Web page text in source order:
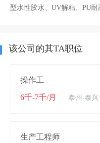
型水性胶水、UV解粘、PU
该公司的其TA职位
操作工
6千-7千/月 泰州-泰兴
生产工程师